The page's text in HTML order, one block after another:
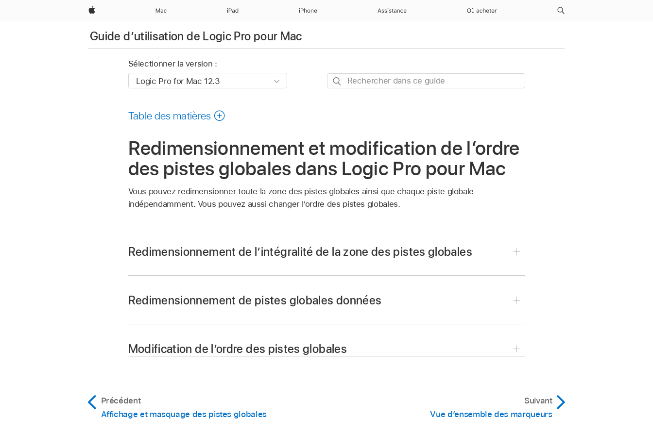
Apple Mac iPad iPhone Assistance Où acheter
Guide d’utilisation de Logic Pro pour Mac
Sélectionner la version :
Rechercher
Table des matières
Redimensionnement et modification de l’ordre
des pistes globales dans Logic Pro pour Mac
Vous pouvez redimensionner toute la zone des pistes globales ainsi que chaque piste globale
indépendamment. Vous pouvez aussi changer l’ordre des pistes globales.
Redimensionnement de l’intégralité de la zone des pistes globales
Redimensionnement de pistes globales données
Modification de l’ordre des pistes globales
Précédent
Affichage et masquage des pistes globales
Suivant
Vue d’ensemble des marqueurs